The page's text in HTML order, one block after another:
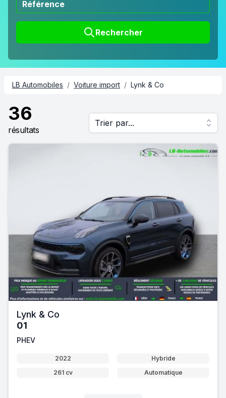
Rechercher
LB Automobiles / Voiture import / Lynk & Co
36
résultats
Trier par...
Lynk & Co
01
PHEV
2022
Hybride
261 cv
Automatique